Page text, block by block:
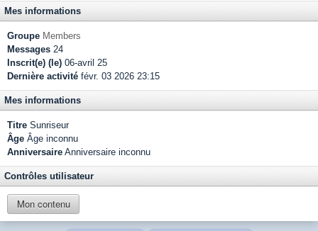
Mes informations
Groupe Members
Messages 24
Inscrit(e) (le) 06-avril 25
Dernière activité févr. 03 2026 23:15
Mes informations
Titre Sunriseur
Âge Âge inconnu
Anniversaire Anniversaire inconnu
Contrôles utilisateur
Mon contenu